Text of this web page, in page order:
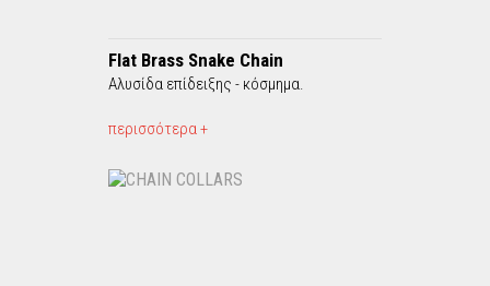
Flat Brass Snake Chain
Αλυσίδα επίδειξης - κόσμημα.
περισσότερα +